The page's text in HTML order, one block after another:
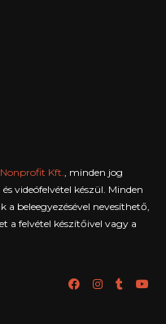
Kft.
, minden jog
videófelvétel készül. Minden
a beleegyezésével nevesíthető,
a felvétel készítőivel vagy a